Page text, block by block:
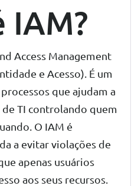
IAM?
Access Management
e Acesso). É um
que ajudam a
TI controlando quem
O IAM é
a evitar violações de
apenas usuários
aos seus recursos.